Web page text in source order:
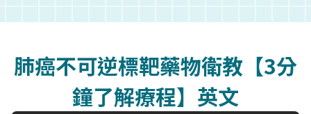
肺癌不可逆標靶藥物衛教【3分
鐘了解療程】英文